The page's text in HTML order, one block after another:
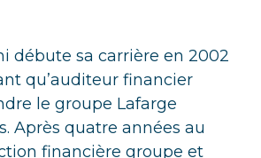
débute sa carrière en 2002
qu’auditeur financier
le groupe Lafarge
Après quatre années au
financière groupe et